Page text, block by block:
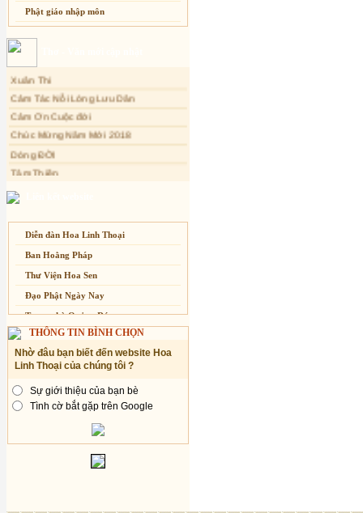
Phật giáo nhập môn
sắc Phật Giáo
Hạnh Phúc Mộng và Thực
Trái tim Mặt trời
Đạo Phật hiện đại hóa
Xuân Thi
Cảm Tác Nỗi Lòng Lưu Dân
Cảm Ơn Cuộc đời
Chúc Mừng Năm Mới 2018
Dòng ĐỜI
Tâm Thiền
Kính mừng Phật Đản
Anh không chết đâu em
Kiếp này
Diễn đàn Hoa Linh Thoại
Ban Hoằng Pháp
Thư Viện Hoa Sen
Đạo Phật Ngày Nay
Trang nhà Quảng Đức
Báo Giác Ngộ
Vesak 2014
THÔNG TIN BÌNH CHỌN
Nhờ đâu bạn biết đến website Hoa
Linh Thoại của chúng tôi ?
Sự giới thiệu của bạn bè
Tình cờ bắt gặp trên Google